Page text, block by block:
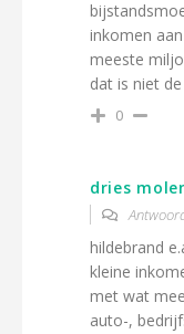
inkomen
meeste
dat is niet
0
dries
hildebrand
kleine
met wat
auto-,